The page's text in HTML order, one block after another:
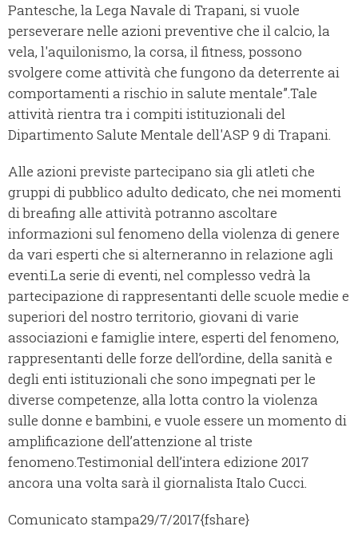
Pantesche, la Lega Navale di Trapani, si vuole
perseverare nelle azioni preventive che il calcio, la
vela, l'aquilonismo, la corsa, il fitness, possono
svolgere come attività che fungono da deterrente ai
comportamenti a rischio in salute mentale”.Tale
attività rientra tra i compiti istituzionali del
Dipartimento Salute Mentale dell'ASP 9 di Trapani.
Alle azioni previste partecipano sia gli atleti che
gruppi di pubblico adulto dedicato, che nei momenti
di breafing alle attività potranno ascoltare
informazioni sul fenomeno della violenza di genere
da vari esperti che si alterneranno in relazione agli
eventi.La serie di eventi, nel complesso vedrà la
partecipazione di rappresentanti delle scuole medie e
superiori del nostro territorio, giovani di varie
associazioni e famiglie intere, esperti del fenomeno,
rappresentanti delle forze dell’ordine, della sanità e
degli enti istituzionali che sono impegnati per le
diverse competenze, alla lotta contro la violenza
sulle donne e bambini, e vuole essere un momento di
amplificazione dell’attenzione al triste
fenomeno.Testimonial dell’intera edizione 2017
ancora una volta sarà il giornalista Italo Cucci.
Comunicato stampa29/7/2017{fshare}